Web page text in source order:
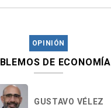
OPINIÓN
DE ECONOMÍA
GUSTAVO VÉLEZ